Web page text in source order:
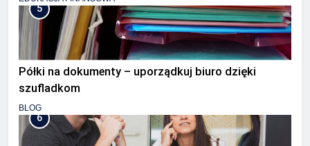
5
Półki na dokumenty – uporządkuj biuro dzięki
szufladkom
BLOG
6